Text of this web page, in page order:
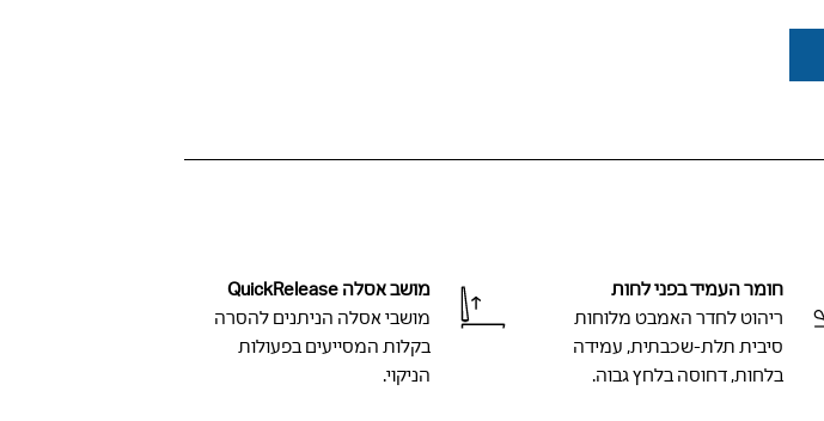
חומר העמיד בפני לחות
ריהוט לחדר האמבט מלוחות
סיבית תלת-שכבתית, עמידה
בלחות, דחוסה בלחץ גבוה.
מושב אסלה QuickRelease
מושבי אסלה הניתנים להסרה
בקלות המסייעים בפעולות
הניקוי.